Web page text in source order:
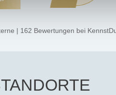
| 162 Bewertungen bei